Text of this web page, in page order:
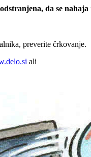
da se
preverite črkovanje.
ali